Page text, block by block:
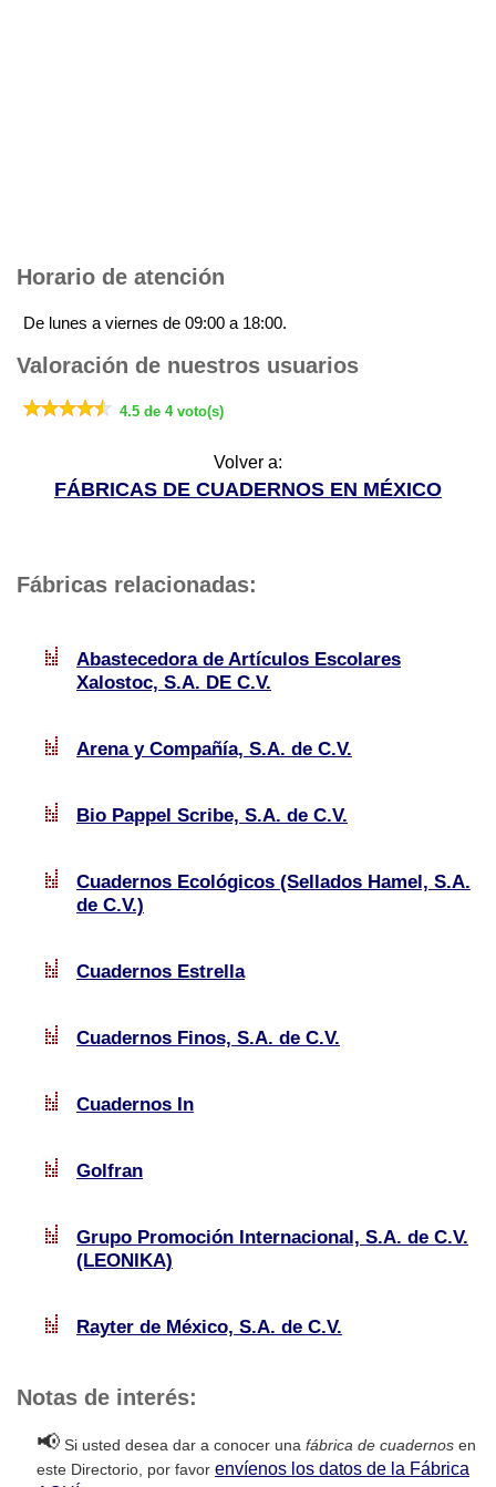
Horario de atención
De lunes a viernes de 09:00 a 18:00.
Valoración de nuestros usuarios
4.5 de 4 voto(s)
Volver a:
FÁBRICAS DE CUADERNOS EN MÉXICO
Fábricas relacionadas:
Abastecedora de Artículos Escolares
Xalostoc, S.A. DE C.V.
Arena y Compañía, S.A. de C.V.
Bio Pappel Scribe, S.A. de C.V.
Cuadernos Ecológicos (Sellados Hamel, S.A.
de C.V.)
Cuadernos Estrella
Cuadernos Finos, S.A. de C.V.
Cuadernos In
Golfran
Grupo Promoción Internacional, S.A. de C.V.
(LEONIKA)
Rayter de México, S.A. de C.V.
Notas de interés:
📢 Si usted desea dar a conocer una fábrica de cuadernos en
este Directorio, por favor envíenos los datos de la Fábrica